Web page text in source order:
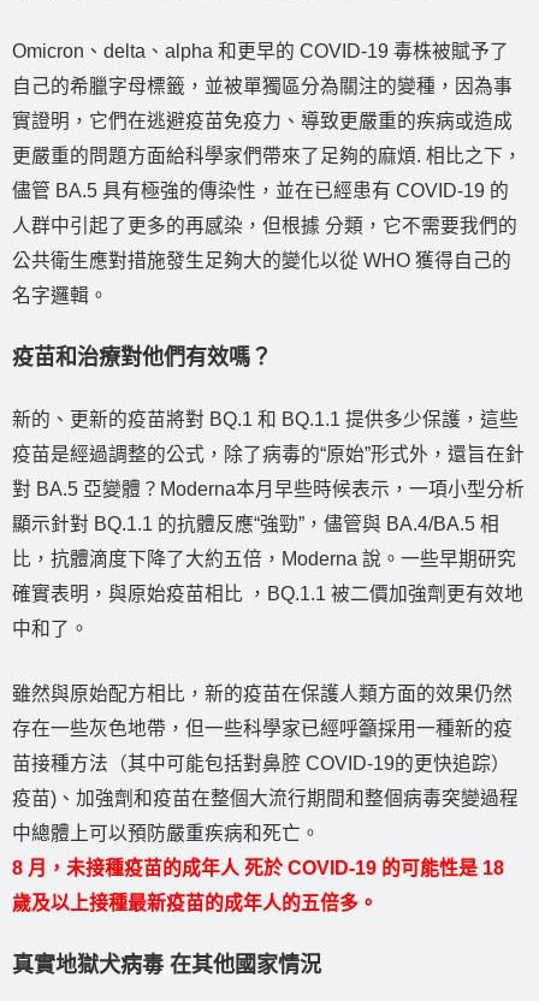
Omicron、delta、alpha 和更早的 COVID-19 毒株被賦予了
自己的希臘字母標籤，並被單獨區分為關注的變種，因為事
實證明，它們在逃避疫苗免疫力、導致更嚴重的疾病或造成
更嚴重的問題方面給科學家們帶來了足夠的麻煩. 相比之下，
儘管 BA.5 具有極強的傳染性，並在已經患有 COVID-19 的
人群中引起了更多的再感染，但根據 分類，它不需要我們的
公共衛生應對措施發生足夠大的變化以從 WHO 獲得自己的
名字邏輯。
疫苗和治療對他們有效嗎？
新的、更新的疫苗將對 BQ.1 和 BQ.1.1 提供多少保護，這些
疫苗是經過調整的公式，除了病毒的“原始”形式外，還旨在針
對 BA.5 亞變體？Moderna本月早些時候表示，一項小型分析
顯示針對 BQ.1.1 的抗體反應“強勁”，儘管與 BA.4/BA.5 相
比，抗體滴度下降了大約五倍，Moderna 說。一些早期研究
確實表明，與原始疫苗相比 ，BQ.1.1 被二價加強劑更有效地
中和了。
雖然與原始配方相比，新的疫苗在保護人類方面的效果仍然
存在一些灰色地帶，但一些科學家已經呼籲採用一種新的疫
苗接種方法（其中可能包括對鼻腔 COVID-19的更快追踪）
疫苗)、加強劑和疫苗在整個大流行期間和整個病毒突變過程
中總體上可以預防嚴重疾病和死亡。
8 月，未接種疫苗的成年人 死於 COVID-19 的可能性是 18
歲及以上接種最新疫苗的成年人的五倍多。
真實地獄犬病毒 在其他國家情況